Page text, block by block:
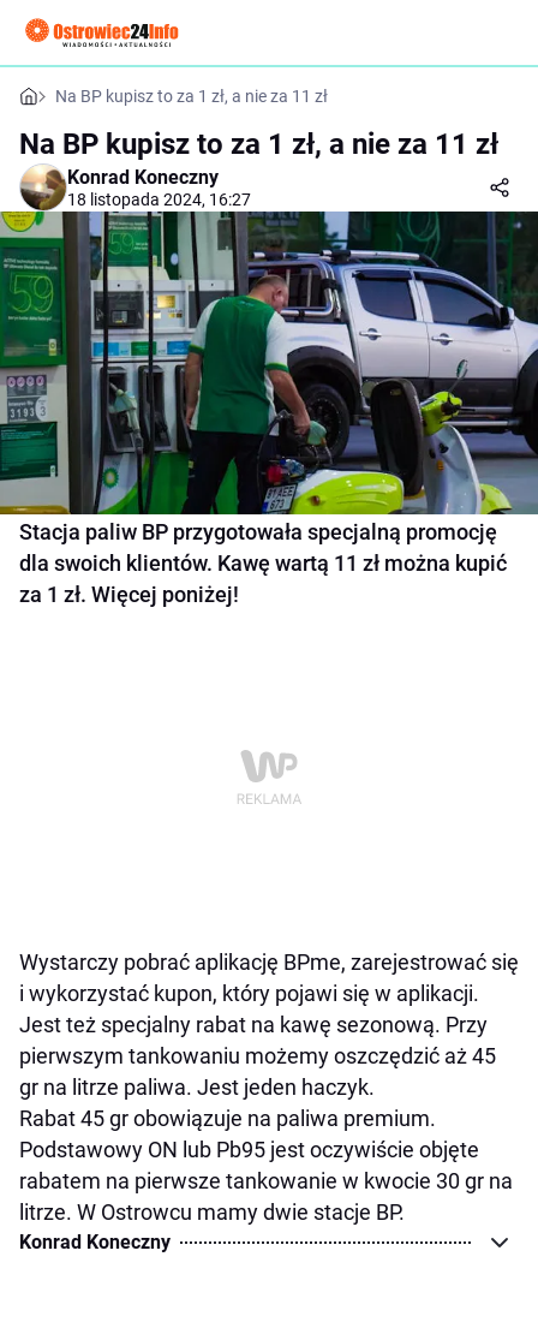
Na BP kupisz to za 1 zł, a nie za 11 zł
Na BP kupisz to za 1 zł, a nie za 11 zł
Konrad Koneczny
18 listopada 2024, 16:27
Stacja paliw BP przygotowała specjalną promocję
dla swoich klientów. Kawę wartą 11 zł można kupić
za 1 zł. Więcej poniżej!
Wystarczy pobrać aplikację BPme, zarejestrować się
i wykorzystać kupon, który pojawi się w aplikacji.
Jest też specjalny rabat na kawę sezonową. Przy
pierwszym tankowaniu możemy oszczędzić aż 45
gr na litrze paliwa. Jest jeden haczyk.
Rabat 45 gr obowiązuje na paliwa premium.
Podstawowy ON lub Pb95 jest oczywiście objęte
rabatem na pierwsze tankowanie w kwocie 30 gr na
litrze. W Ostrowcu mamy dwie stacje BP.
Konrad Koneczny